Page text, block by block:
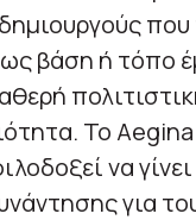
που
ως βάση ή τόπο
Το
να
για